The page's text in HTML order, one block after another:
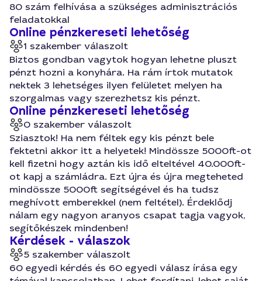
80 szám felhívása a szükséges adminisztrációs
feladatokkal
Online pénzkereseti lehetőség
1 szakember válaszolt
Biztos gondban vagytok hogyan lehetne pluszt
pénzt hozni a konyhára. Ha rám írtok mutatok
nektek 3 lehetséges ilyen felületet melyen ha
szorgalmas vagy szerezhetsz kis pénzt.
Online pénzkereseti lehetőség
0 szakember válaszolt
Sziasztok! Ha nem féltek egy kis pénzt bele
fektetni akkor itt a helyetek! Mindössze 5000ft-ot
kell fizetni hogy aztán kis idő elteltével 40.000ft-
ot kapj a számládra. Ezt újra és újra megteheted
mindössze 5000ft segítségével és ha tudsz
meghívott emberekkel (nem feltétel). Érdeklődj
nálam egy nagyon aranyos csapat tagja vagyok,
segítőkészek mindenben!
Kérdések - válaszok
5 szakember válaszolt
60 egyedi kérdés és 60 egyedi válasz írása egy